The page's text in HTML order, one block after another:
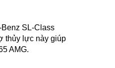
SL-Class
thủy lực này giúp
AMG.